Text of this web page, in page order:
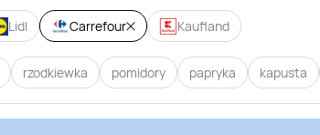
Lidl Carrefour Kaufland
rzodkiewka pomidory papryka kapusta